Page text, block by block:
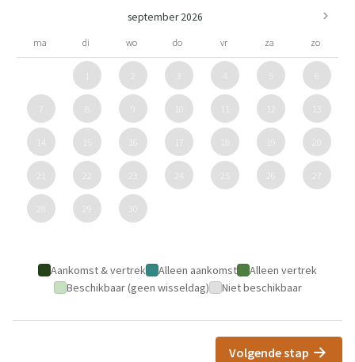
september 2026
ma di wo do vr za zo
Aankomst & vertrek Alleen aankomst
Alleen vertrek
Beschikbaar (geen wisseldag)
Niet beschikbaar
Volgende stap